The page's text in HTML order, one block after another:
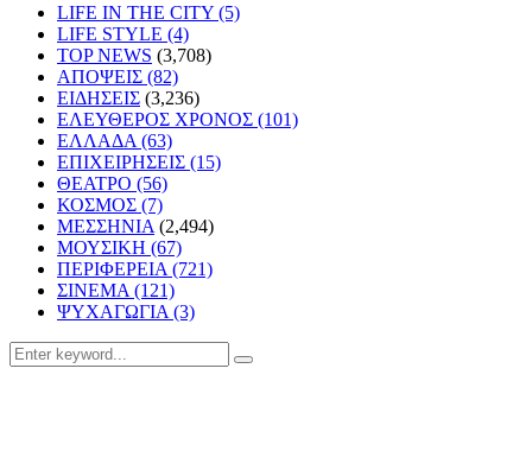
LIFE IN THE CITY (5)
LIFE STYLE (4)
TOP NEWS (3,708)
ΑΠΟΨΕΙΣ (82)
ΕΙΔΗΣΕΙΣ (3,236)
ΕΛΕΥΘΕΡΟΣ ΧΡΟΝΟΣ (101)
ΕΛΛΑΔΑ (63)
ΕΠΙΧΕΙΡΗΣΕΙΣ (15)
ΘΕΑΤΡΟ (56)
ΚΟΣΜΟΣ (7)
ΜΕΣΣΗΝΙΑ (2,494)
ΜΟΥΣΙΚΗ (67)
ΠΕΡΙΦΕΡΕΙΑ (721)
ΣΙΝΕΜΑ (121)
ΨΥΧΑΓΩΓΙΑ (3)
Search
for:
Search